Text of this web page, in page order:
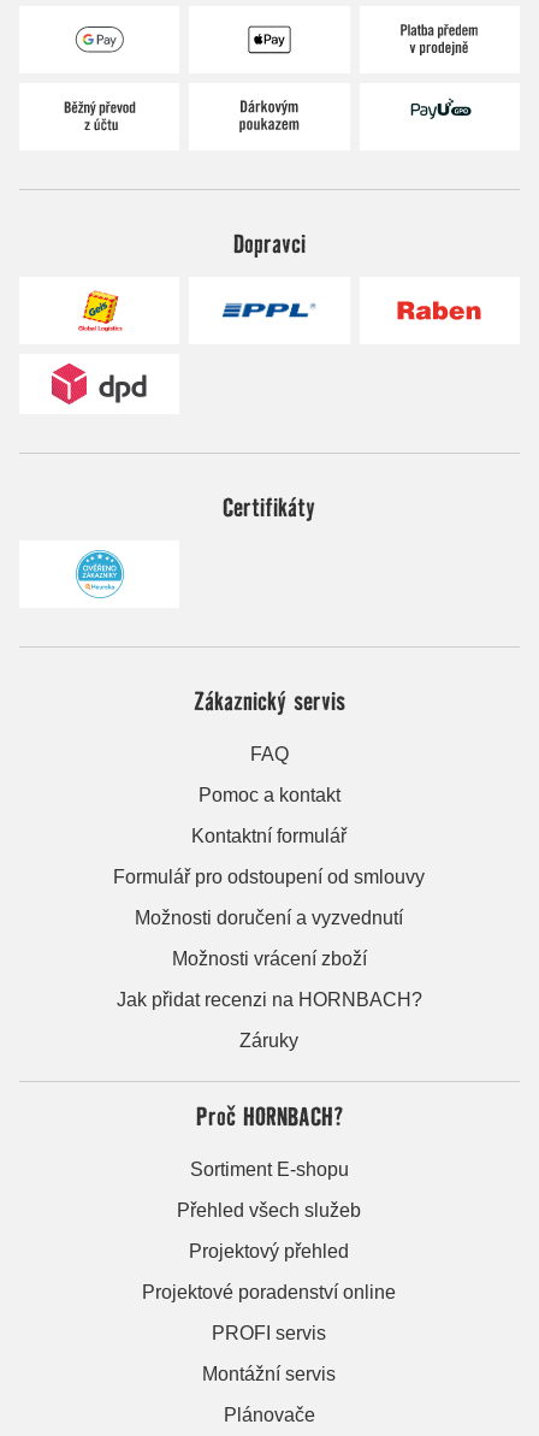
Dopravci
Certifikáty
Zákaznický servis
FAQ
Pomoc a kontakt
Kontaktní formulář
Formulář pro odstoupení od smlouvy
Možnosti doručení a vyzvednutí
Možnosti vrácení zboží
Jak přidat recenzi na HORNBACH?
Záruky
Proč HORNBACH?
Sortiment E-shopu
Přehled všech služeb
Projektový přehled
Projektové poradenství online
PROFI servis
Montážní servis
Plánovače